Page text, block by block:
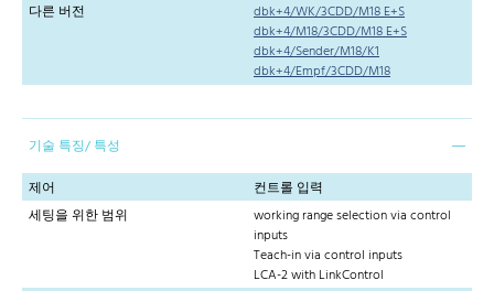
다른 버전
dbk+4/WK/3CDD/M18 E+S
dbk+4/M18/3CDD/M18 E+S
dbk+4/Sender/M18/K1
dbk+4/Empf/3CDD/M18
기술 특징/ 특성
제어
컨트롤 입력
세팅을 위한 범위
working range selection via control
inputs
Teach-in via control inputs
LCA-2 with LinkControl